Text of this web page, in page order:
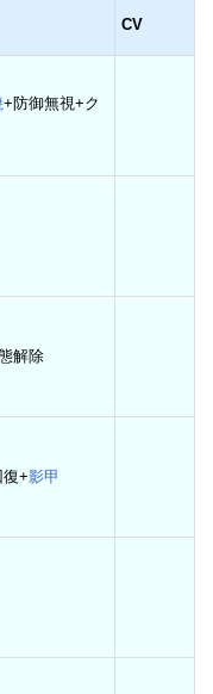
CV
+防御無視+ク
解除
+影甲